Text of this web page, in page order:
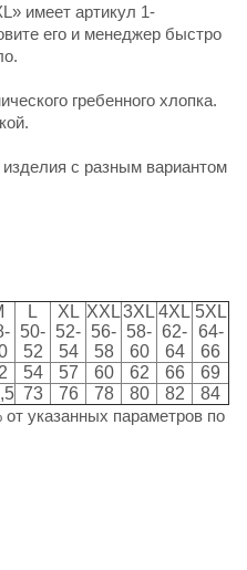
имеет артикул 1-
его и менеджер быстро
гребенного хлопка.
изделия с разным вариантом
L
50-
52
XL
52-
54
XXL
56-
58
3XL
58-
60
4XL
62-
64
5XL
64-
66
54 57 60 62 66
69
73 76 78 80 82
84
указанных параметров по